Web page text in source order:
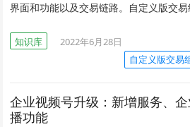
界面和功能以及交易链路。自定义版交
知识库
2022年6月28日
自定义版交易
企业视频号升级：新增服务、
播功能